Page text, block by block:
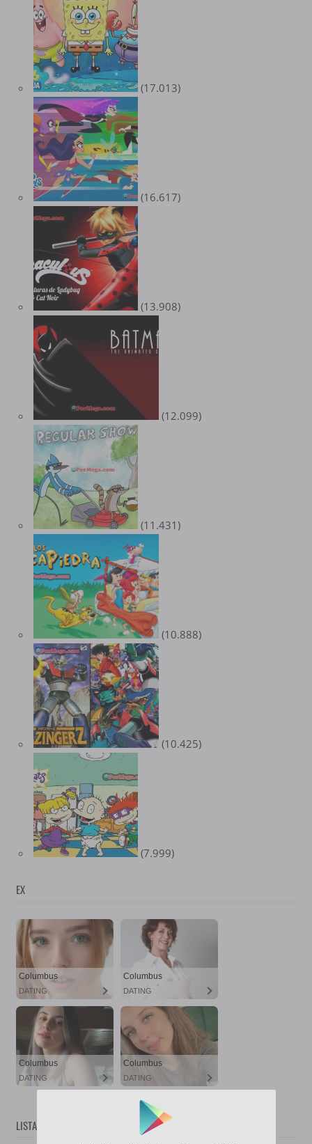
(17.013)
(16.617)
(13.908)
(12.099)
(11.431)
(10.888)
(10.425)
(7.999)
EX
LISTA DE SERIES